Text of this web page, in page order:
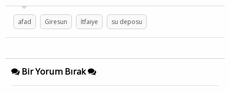
afad Giresun İtfaiye su deposu
Bir Yorum Bırak